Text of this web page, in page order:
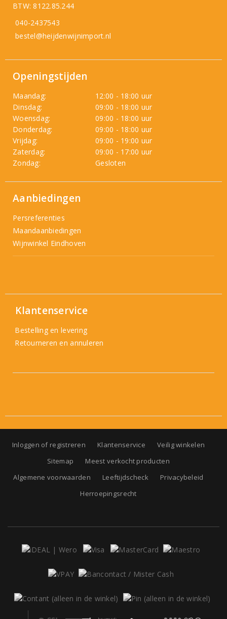
BTW: 8122.85.244
040-2437543
bestel@heijdenwijnimport.nl
Openingstijden
Maandag:
12:00 - 18:00 uur
Dinsdag:
09:00 - 18:00 uur
Woensdag:
09:00 - 18:00 uur
Donderdag:
09:00 - 18:00 uur
Vrijdag:
09:00 - 19:00 uur
Zaterdag:
09:00 - 17:00 uur
Zondag:
Gesloten
Aanbiedingen
Persreferenties
Maandaanbiedingen
Wijnwinkel Eindhoven
Klantenservice
Bestelling en levering
Retourneren en annuleren
Inloggen of registreren Klantenservice
Veilig winkelen
Sitemap
Meest verkocht producten
Algemene voorwaarden
Leeftijdscheck
Privacybeleid
Herroepingsrecht